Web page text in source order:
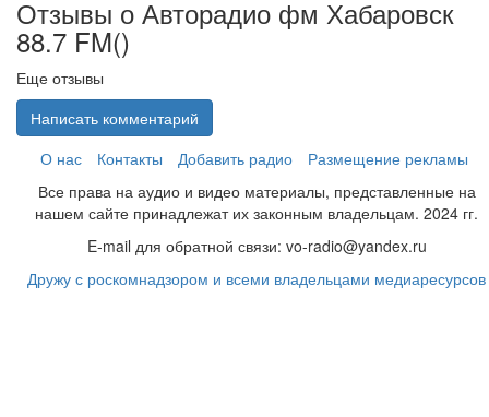
Отзывы о Авторадио фм Хабаровск
88.7 FM()
Еще отзывы
Написать комментарий
О нас
Контакты Добавить радио
Размещение рекламы
Все права на аудио и видео материалы, представленные на
нашем сайте принадлежат их законным владельцам. 2024 гг.
E-mail для обратной связи: vo-radio@yandex.ru
Дружу с роскомнадзором и всеми владельцами медиаресурсов